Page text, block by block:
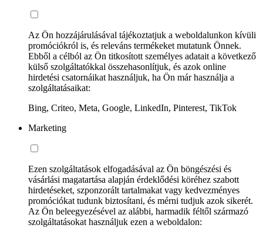
Az Ön hozzájárulásával tájékoztatjuk a weboldalunkon kívüli
promóciókról is, és releváns termékeket mutatunk Önnek.
Ebből a célból az Ön titkosított személyes adatait a következő
külső szolgáltatókkal összehasonlítjuk, és azok online
hirdetési csatornáikat használjuk, ha Ön már használja a
szolgáltatásaikat:
Bing, Criteo, Meta, Google, LinkedIn, Pinterest, TikTok
Marketing
Ezen szolgáltatások elfogadásával az Ön böngészési és
vásárlási magatartása alapján érdeklődési köréhez szabott
hirdetéseket, szponzorált tartalmakat vagy kedvezményes
promóciókat tudunk biztosítani, és mérni tudjuk azok sikerét.
Az Ön beleegyezésével az alábbi, harmadik féltől származó
szolgáltatásokat használjuk ezen a weboldalon: